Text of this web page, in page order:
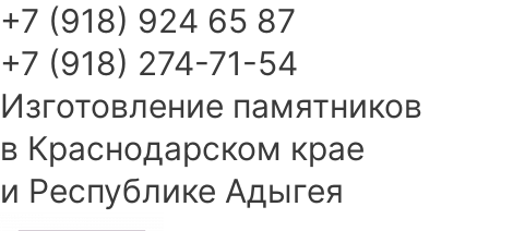
+7 (918) 924 65 87
+7 (918) 274-71-54
Изготовление памятников
в Краснодарском крае
и Республике Адыгея